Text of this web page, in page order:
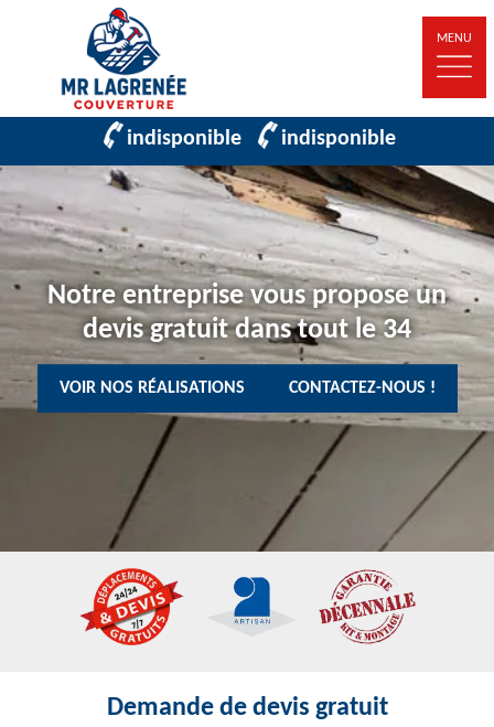
MENU
indisponible indisponible
Notre entreprise vous propose un
devis gratuit dans tout le 34
VOIR NOS RÉALISATIONS CONTACTEZ-NOUS !
Demande de devis gratuit